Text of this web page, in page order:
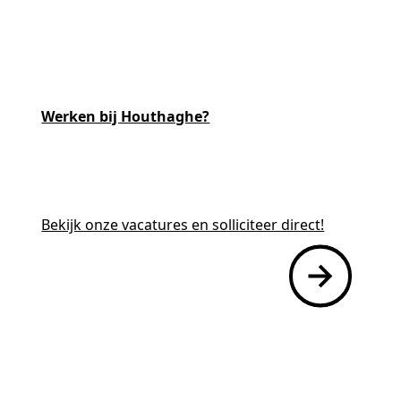
Werken bij
Werken bij Houthaghe?
Bekijk onze vacatures en solliciteer direct!